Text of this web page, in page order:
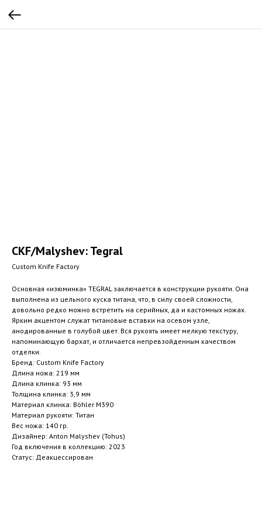
CKF/Malyshev: Tegral
Custom Knife Factory
Основная «изюминка» TEGRAL заключается в конструкции рукояти. Она
выполнена из цельного куска титана, что, в силу своей сложности,
довольно редко можно встретить на серийных, да и кастомных ножах.
Ярким акцентом служат титановые вставки на осевом узле,
анодированные в голубой цвет. Вся рукоять имеет мелкую текстуру,
напоминающую бархат, и отличается непревзойденным качеством
отделки.
Бренд: Custom Knife Factory
Длина ножа: 219 мм
Длина клинка: 93 мм
Толщина клинка: 3,9 мм
Материал клинка: Böhler M390
Материал рукояти: Титан
Вес ножа: 140 гр.
Дизайнер: Anton Malyshev (Tohus)
Год включения в коллекцию: 2023
Статус: Деакцессирован